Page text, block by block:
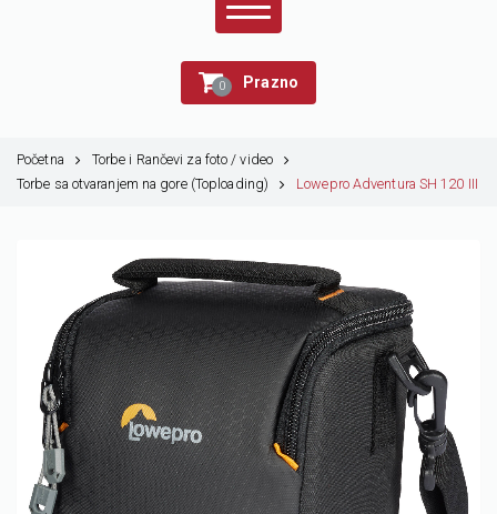
0 Prazno
Početna
Torbe i Rančevi za foto / video
Torbe sa otvaranjem na gore (Toploading)
Lowepro Adventura SH 120 III